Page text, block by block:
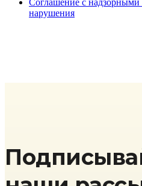
Cоглашение с
нарушения